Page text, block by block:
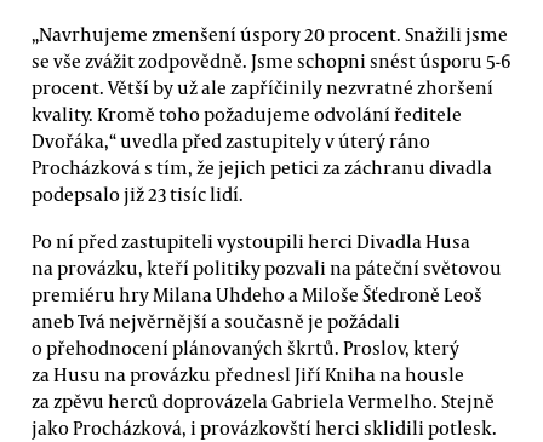
„Navrhujeme zmenšení úspory 20 procent. Snažili jsme
se vše zvážit zodpovědně. Jsme schopni snést úsporu 5-6
procent. Větší by už ale zapříčinily nezvratné zhoršení
kvality. Kromě toho požadujeme odvolání ředitele
Dvořáka,“ uvedla před zastupitely v úterý ráno
Procházková s tím, že jejich petici za záchranu divadla
podepsalo již 23 tisíc lidí.
Po ní před zastupiteli vystoupili herci Divadla Husa
na provázku, kteří politiky pozvali na páteční světovou
premiéru hry Milana Uhdeho a Miloše Šťedroně Leoš
aneb Tvá nejvěrnější a současně je požádali
o přehodnocení plánovaných škrtů. Proslov, který
za Husu na provázku přednesl Jiří Kniha na housle
za zpěvu herců doprovázela Gabriela Vermelho. Stejně
jako Procházková, i provázkovští herci sklidili potlesk.